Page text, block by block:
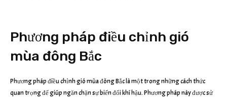
Phương pháp điều chỉnh gió
mùa đông Bắc
Phương pháp điều chỉnh gió mùa đông Bắc là một trong những cách thức
quan trọng để giúp ngăn chặn sự biến đổi khí hậu. Phương pháp này được sử